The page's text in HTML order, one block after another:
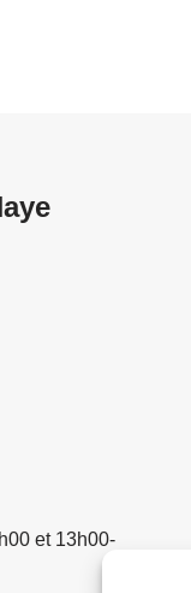
et 13h00-